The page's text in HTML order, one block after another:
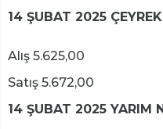
14 ŞUBAT 2025
Alış 5.625,00
Satış 5.672,00
14 ŞUBAT 2025 YARIM